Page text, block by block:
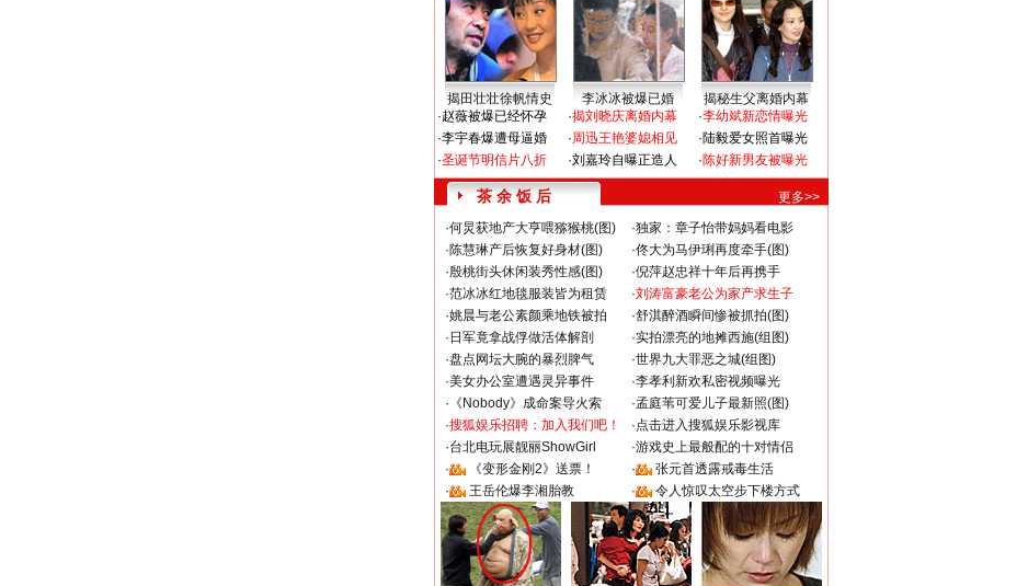
揭田壮壮徐帆情史 李冰冰被爆已婚
揭秘生父离婚内幕
·赵薇被爆已经怀孕
·李宇春爆遭母逼婚
·圣诞节明信片八折
·揭刘晓庆离婚内幕
·周迅王艳婆媳相见
·刘嘉玲自曝正造人
·李幼斌新恋情曝光
·陆毅爱女照首曝光
·陈好新男友被曝光
茶 余 饭 后
更多>>
·何炅获地产大亨喂猕猴桃(图) ·独家：章子怡带妈妈看电影
·陈慧琳产后恢复好身材(图) ·佟大为马伊琍再度牵手(图)
·殷桃街头休闲装秀性感(图) ·倪萍赵忠祥十年后再携手
·范冰冰红地毯服装皆为租赁 ·刘涛富豪老公为家产求生子
·姚晨与老公素颜乘地铁被拍 ·舒淇醉酒瞬间惨被抓拍(图)
· 日军竟拿战俘做活体解剖 ·实拍漂亮的地摊西施(组图)
·盘点网坛大腕的暴烈脾气 ·世界九大罪恶之城(组图)
·美女办公室遭遇灵异事件 ·李孝利新欢私密视频曝光
· 《Nobody》成命案导火索 ·孟庭苇可爱儿子最新照(图)
·搜狐娱乐招聘：加入我们吧！ ·点击进入搜狐娱乐影视库
·台北电玩展靓丽ShowGirl ·游戏史上最般配的十对情侣
·
《变形金刚2》送票！ ·
张元首透露戒毒生活
·
王岳伦爆李湘胎教 · 令人惊叹太空步下楼方式